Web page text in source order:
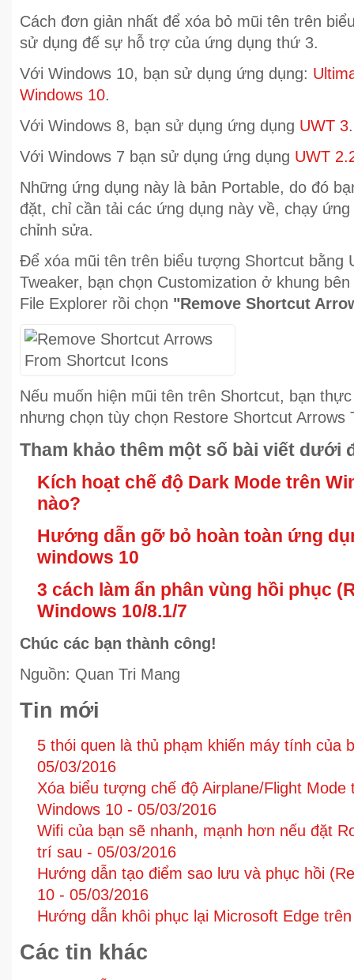
Cách đơn giản nhất để xóa bỏ mũi tên trên
sử dụng đế sự hỗ trợ của ứng dụng thứ 3.
Với Windows 10, bạn sử dụng ứng dụng:
Windows 10.
Với Windows 8, bạn sử dụng ứng dụng UWT 3.
Với Windows 7 bạn sử dụng ứng dụng UWT
Những ứng dụng này là bản Portable, do đó
đặt, chỉ cần tải các ứng dụng này về, chạy
chỉnh sửa.
Để xóa mũi tên trên biểu tượng Shortcut bằng
Tweaker, bạn chọn Customization ở khung
File Explorer rồi chọn "Remove Shortcut
Nếu muốn hiện mũi tên trên Shortcut, bạn
nhưng chọn tùy chọn Restore Shortcut Arrows
Tham khảo thêm một số bài viết dưới
Kích hoạt chế độ Dark Mode trên
nào?
Hướng dẫn gỡ bỏ hoàn toàn ứng
windows 10
3 cách làm ẩn phân vùng hồi phục
Windows 10/8.1/7
Chúc các bạn thành công!
Nguồn: Quan Tri Mang
Tin mới
5 thói quen là thủ phạm khiến máy tính của
05/03/2016
Xóa biểu tượng chế độ Airplane/Flight Mode
Windows 10 - 05/03/2016
Wifi của bạn sẽ nhanh, mạnh hơn nếu đặt
trí sau - 05/03/2016
Hướng dẫn tạo điểm sao lưu và phục hồi
10 - 05/03/2016
Hướng dẫn khôi phục lại Microsoft Edge
Các tin khác